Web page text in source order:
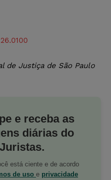
de Justiça de São Paulo
e receba as
diárias do
está ciente e de acordo
de uso e privacidade